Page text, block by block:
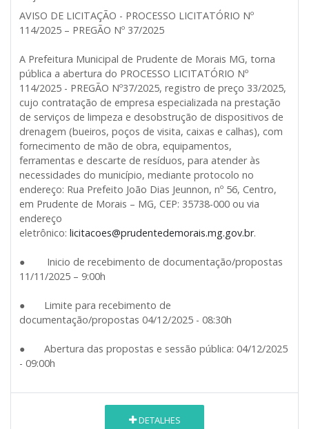
AVISO DE LICITAÇÃO - PROCESSO LICITATÓRIO Nº
114/2025 – PREGÃO Nº 37/2025
A Prefeitura Municipal de Prudente de Morais MG, torna
pública a abertura do PROCESSO LICITATÓRIO Nº
114/2025 - PREGÃO Nº37/2025, registro de preço 33/2025,
cujo contratação de empresa especializada na prestação
de serviços de limpeza e desobstrução de dispositivos de
drenagem (bueiros, poços de visita, caixas e calhas), com
fornecimento de mão de obra, equipamentos,
ferramentas e descarte de resíduos, para atender às
necessidades do município, mediante protocolo no
endereço: Rua Prefeito João Dias Jeunnon, nº 56, Centro,
em Prudente de Morais – MG, CEP: 35738-000 ou via
endereço
eletrônico: licitacoes@prudentedemorais.mg.gov.br.
● Inicio de recebimento de documentação/propostas
11/11/2025 – 9:00h
● Limite para recebimento de
documentação/propostas 04/12/2025 - 08:30h
● Abertura das propostas e sessão pública: 04/12/2025
- 09:00h
DETALHES